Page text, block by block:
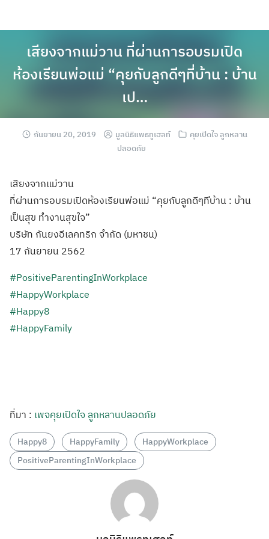
เสียงจากแม่วาน ที่ผ่านการอบรมเปิด
ห้องเรียนพ่อแม่ “คุยกับลูกดีๆที่บ้าน : บ้าน
เป…
กันยายน 20, 2019 มูลนิธิแพธทูเฮลท์
คุยเปิดใจ ลูกหลาน
ปลอดภัย
เสียงจากแม่วาน
ที่ผ่านการอบรมเปิดห้องเรียนพ่อแม่ “คุยกับลูกดีๆที่บ้าน : บ้าน
เป็นสุข ทำงานสุขใจ”
บริษัท กันยงอีเลคทริก จำกัด (มหาชน)
17 กันยายน 2562
#PositiveParentingInWorkplace
#HappyWorkplace
#Happy8
#HappyFamily
ที่มา : เพจคุยเปิดใจ ลูกหลานปลอดภัย
Happy8 HappyFamily
HappyWorkplace
PositiveParentingInWorkplace